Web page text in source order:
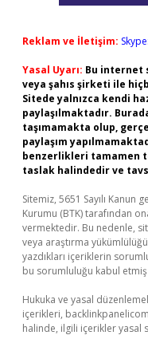
Reklam ve İletişim:
Yasal Uyarı: Bu internet
veya şahıs şirketi ile
Sitede yalnızca kendi
paylaşılmaktadır.
taşımamakta olup,
paylaşım
benzerlikleri tamamen
taslak halindedir ve
Sitemiz, 5651 Sayılı
Kurumu (BTK) tarafından
vermektedir. Bu nedenle,
veya araştırma
yazdıkları içeriklerin
bu sorumluluğu kabul etmiş
Hukuka ve yasal
içerikleri,
halinde, ilgili içerikler yasal